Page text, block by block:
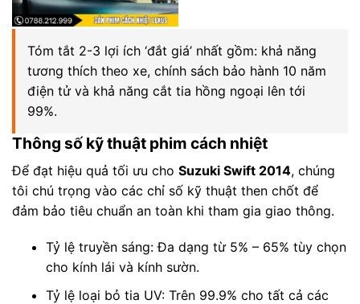
Tóm tắt 2-3 lợi ích ‘đắt giá’ nhất gồm: khả năng
tương thích theo xe, chính sách bảo hành 10 năm
điện tử và khả năng cắt tia hồng ngoại lên tới
99%.
Thông số kỹ thuật phim cách nhiệt
Để đạt hiệu quả tối ưu cho Suzuki Swift 2014, chúng
tôi chú trọng vào các chỉ số kỹ thuật then chốt để
đảm bảo tiêu chuẩn an toàn khi tham gia giao thông.
Tỷ lệ truyền sáng: Đa dạng từ 5% – 65% tùy chọn
cho kính lái và kính sườn.
Tỷ lệ loại bỏ tia UV: Trên 99.9% cho tất cả các